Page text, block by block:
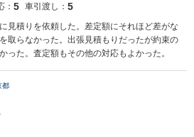
： 5 車引渡し： 5
見積りを依頼した。差定額にそれほど差がな
取らなかった。出張見積もりだったが約束の
った。査定額もその他の対応もよかった。
都